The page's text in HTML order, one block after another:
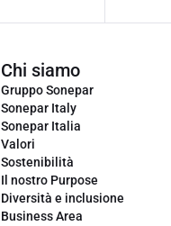
Chi siamo
Gruppo Sonepar
Sonepar Italy
Sonepar Italia
Valori
Sostenibilità
Il nostro Purpose
Diversità e inclusione
Business Area